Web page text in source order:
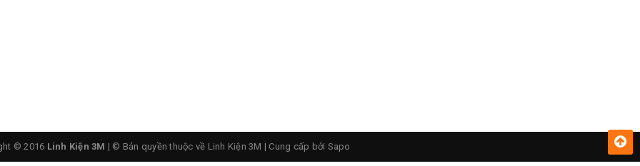
© 2016 Linh Kiện 3M | © Bản quyền thuộc về Linh Kiện 3M | Cung cấp bởi Sapo